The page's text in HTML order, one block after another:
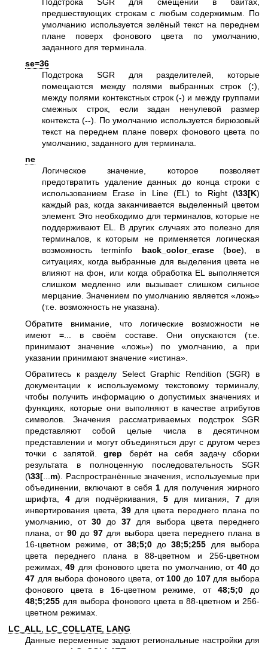
предшествующих строкам с любым содержимым. По
умолчанию используется зелёный текст на переднем
плане поверх фонового цвета по умолчанию,
заданного для терминала.
se=36
Подстрока SGR для разделителей, которые
помещаются между полями выбранных строк (:),
между полями контекстных строк (-) и между группами
смежных строк, если задан ненулевой размер
контекста (--). По умолчанию используется бирюзовый
текст на переднем плане поверх фонового цвета по
умолчанию, заданного для терминала.
ne
Логическое значение, которое позволяет
предотвратить удаление данных до конца строки с
использованием Erase in Line (EL) to Right (\33[K)
каждый раз, когда заканчивается выделенный цветом
элемент. Это необходимо для терминалов, которые не
поддерживают EL. В других случаях это полезно для
терминалов, к которым не применяется логическая
возможность terminfo back_color_erase(bce), в
ситуациях, когда выбранные для выделения цвета не
влияют на фон, или когда обработка EL выполняется
слишком медленно или вызывает слишком сильное
мерцание. Значением по умолчанию является «ложь»
(т.е. возможность не указана).
Обратите внимание, что логические возможности не
имеют= ... в своём составе. Они опускаются (т.е.
принимают значение «ложь») по умолчанию, а при
указании принимают значение «истина».
Обратитесь к разделу Select Graphic Rendition (SGR) в
документации к используемому текстовому терминалу,
чтобы получить информацию о допустимых значениях и
функциях, которые они выполняют в качестве атрибутов
символов. Значения рассматриваемых подстрок SGR
представляют собой целые числа в десятичном
представлении и могут объединяться друг с другом через
точки с запятой.grep берёт на себя задачу сборки
результата в полноценную последовательность SGR
(\33[ m). Распространённые значения, используемые при
объединении, включают в себя 1 для получения жирного
шрифта, 4для подчёркивания, 5 для мигания, 7для
инвертирования цвета, 39для цвета переднего плана по
умолчанию, от 30 до 37 для выбора цвета переднего
плана, от 90 до 97 для выбора цвета переднего плана в
16-цветном режиме, от 38;5;0до38;5;255 для выбора
цвета переднего плана в 88-цветном и 256-цветном
режимах,49 для фонового цвета по умолчанию, от 40до
47 для выбора фонового цвета, от 100 до 107для выбора
фонового цвета в 16-цветном режиме, от48;5;0 до
48;5;255 для выбора фонового цвета в 88-цветном и 256-
цветном режимах.
LC_ALL, LC_COLLATE, LANG
Данные переменные задают региональные настройки для